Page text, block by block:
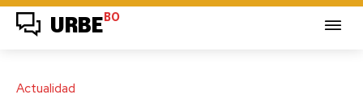
URBE BO
Actualidad